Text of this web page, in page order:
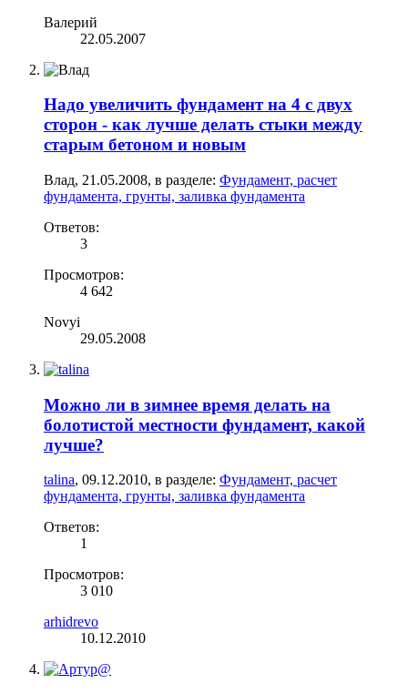
Валерий
22.05.2007
Надо увеличить фундамент на 4 с двух
сторон - как лучше делать стыки между
старым бетоном и новым
Влад, 21.05.2008, в разделе: Фундамент, расчет
фундамента, грунты, заливка фундамента
Ответов:
3
Просмотров:
4 642
Novyi
29.05.2008
Можно ли в зимнее время делать на
болотистой местности фундамент, какой
лучше?
talina, 09.12.2010, в разделе: Фундамент, расчет
фундамента, грунты, заливка фундамента
Ответов:
1
Просмотров:
3 010
arhidrevo
10.12.2010